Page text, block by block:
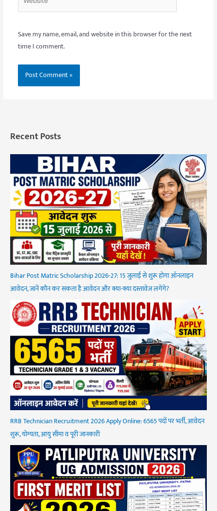
Save my name, email, and website in this browser for the next
time I comment.
Recent Posts
Bihar Post Matric Scholarship 2026-27: 15 जुलाई से शुरू होगा ऑनलाइन
आवेदन, जानें कौन कर सकता है आवेदन और क्या-क्या दस्तावेज लगेंगे?
RRB Technician Recruitment 2026 Apply Online: 6565 पदों पर भर्ती, आवेदन
शुरू, योग्यता, आयु सीमा व पूरी जानकारी